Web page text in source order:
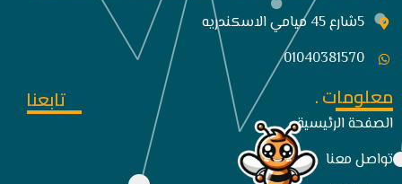
5شارع 45 ميامي الاسكندريه
01040381570
معلومات .
الصفحة الرئيسية
تواصل معنا
تابعنا